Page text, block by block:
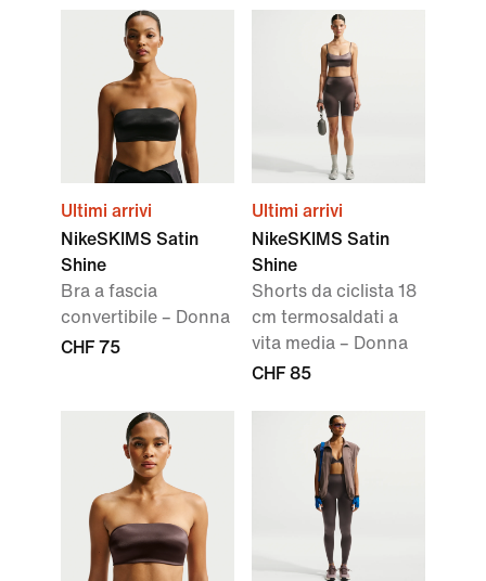
Ultimi arrivi
NikeSKIMS Satin
Shine
Bra a fascia
convertibile – Donna
CHF 75
Ultimi arrivi
NikeSKIMS Satin
Shine
Shorts da ciclista 18
cm termosaldati a
vita media – Donna
CHF 85